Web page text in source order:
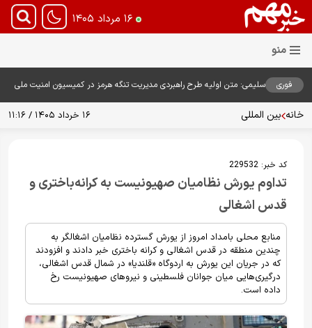
۱۶ مرداد ۱۴۰۵
فوری
سلیمی: متن اولیه طرح راهبردی مدیریت تنگه هرمز در کمیسیون امنیت ملی
خانه بین المللی ۱۶ خرداد ۱۴۰۵ / ۱۱:۱۶
کد خبر: 229532
تداوم یورش نظامیان صهیونیست به کرانه‌باختری و
قدس اشغالی
منابع محلی بامداد امروز از یورش گسترده نظامیان اشغالگر به
چندین منطقه در قدس اشغالی و کرانه باختری خبر دادند و افزودند
که در جریان این یورش به اردوگاه «قلندیا» در شمال قدس اشغالی،
درگیری‌هایی میان جوانان فلسطینی و نیروهای صهیونیست رخ
داده است.